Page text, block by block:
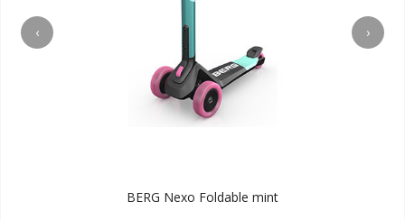
‹ ›
BERG Nexo Foldable mint